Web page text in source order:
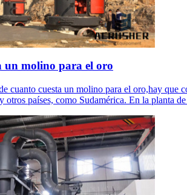
un molino para el oro
cuanto cuesta un molino para el oro,hay que
otros países, como Sudamérica. En la planta